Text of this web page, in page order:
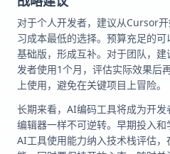
对于个人开发者，建议从Cursor
习成本最低的选择。预算充足的
基础版，形成互补。对于团队，
发者使用1个月，评估实际效果后
上使用，避免在关键项目上冒险。
长期来看，AI编码工具将成为开
编辑器一样不可逆转。早期投入
AI工具使用能力纳入技术栈评估